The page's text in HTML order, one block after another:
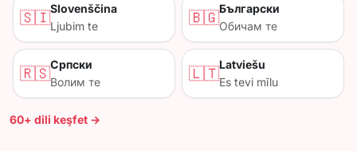
🇸🇮Slovenščina
Ljubim te
🇧🇬Български
Обичам те
🇷🇸Српски
Волим те
🇱🇹Latviešu
Es tevi mīlu
60+ dili keşfet →